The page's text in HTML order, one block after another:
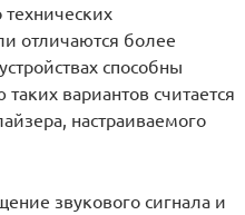
отличаются более
способны
вариантов считается
настраиваемого
звукового сигнала и